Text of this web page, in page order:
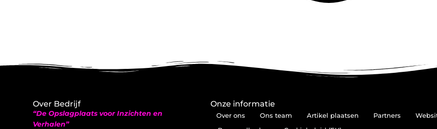
Over Bedrijf
“De Opslagplaats voor Inzichten en
Verhalen”
Onze informatie
Over ons Ons team Artikel plaatsen Partners